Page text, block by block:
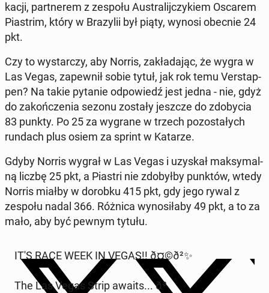
ka­cji, part­ne­rem z zespołu Au­stra­lij­czy­kiem Oscarem
Pia­strim, który w Bra­zy­lii był piąty, wynosi obecnie 24
pkt.
Czy to wy­star­czy, aby Norris, za­kła­da­jąc, że wygra w
Las Vegas, za­pew­nił sobie tytuł, jak rok temu Ver­stap­
pen? Na takie pytanie od­po­wiedź jest jedna - nie, gdyż
do za­koń­cze­nia sezonu zostały jeszcze do zdo­by­cia
83 punkty. Po 25 za wygrane w trzech po­zo­sta­łych
rundach plus osiem za sprint w Katarze.
Gdyby Norris wygrał w Las Vegas i uzyskał mak­sy­mal­
ną liczbę 25 pkt, a Piastri nie zdo­był­by punktów, wtedy
Norris miałby w dorobku 415 pkt, gdy jego rywal z
zespołu nadal 366. Różnica wy­no­si­ła­by 49 pkt, a to za
mało, aby być pewnym tytułu.
IT'S RACE WEEK IN VEGAS!! ð¤©ð²✨
The Las Vegas Strip awaits... ðª